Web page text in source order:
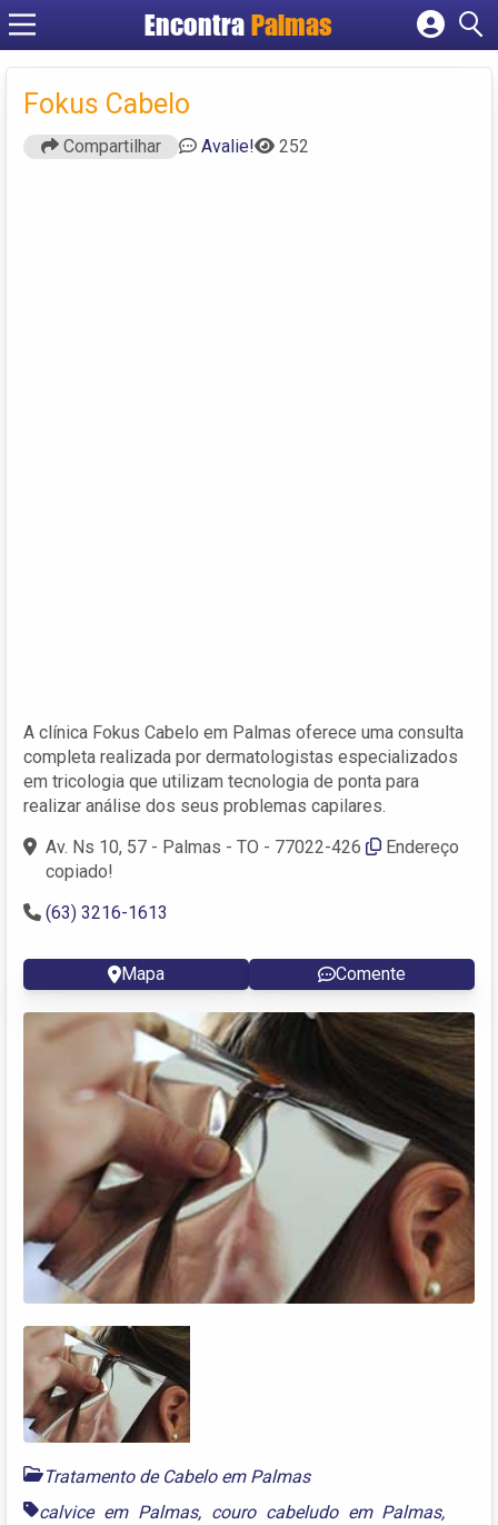
Encontra Palmas
Cadastrar empresa
Fokus Cabelo
Compartilhar Avalie! 252
A clínica Fokus Cabelo em Palmas oferece uma consulta
completa realizada por dermatologistas especializados
em tricologia que utilizam tecnologia de ponta para
realizar análise dos seus problemas capilares.
Av. Ns 10, 57 - Palmas - TO - 77022-426
Endereço
copiado!
(63) 3216-1613
Mapa Comente
Tratamento de Cabelo em Palmas
calvice em Palmas, couro cabeludo em Palmas,